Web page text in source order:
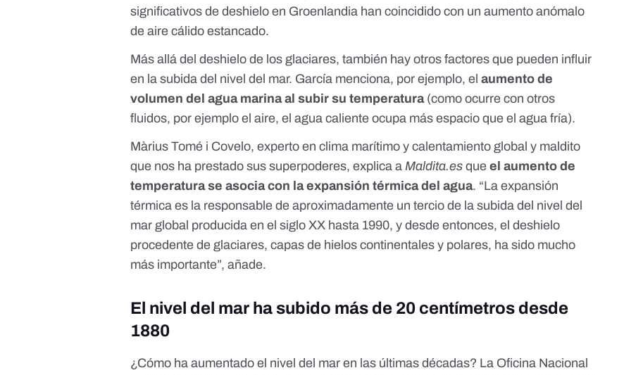
significativos de deshielo en Groenlandia han coincidido con un aumento anómalo
de aire cálido estancado.
Más allá del deshielo de los glaciares, también hay otros factores que pueden influir
en la subida del nivel del mar. García menciona, por ejemplo, elaumento de
volumen del agua marina al subir su temperatura (como ocurre con otros
fluidos, por ejemplo el aire, el agua caliente ocupa más espacio que el agua fría).
Màrius Tomé i Covelo, experto en clima marítimo y calentamiento global y maldito
que nos ha prestado sus superpoderes, explica aMaldita.es queel aumento de
temperatura se asocia con la expansión térmica del agua. “La expansión
térmica es la responsable de aproximadamente un tercio de la subida del nivel del
mar global producida en el siglo XX hasta 1990, y desde entonces, el deshielo
procedente de glaciares, capas de hielos continentales y polares, ha sido mucho
más importante”, añade.
El nivel del mar ha subido más de 20 centímetros desde
1880
¿Cómo ha aumentado el nivel del mar en las últimas décadas? La Oficina Nacional